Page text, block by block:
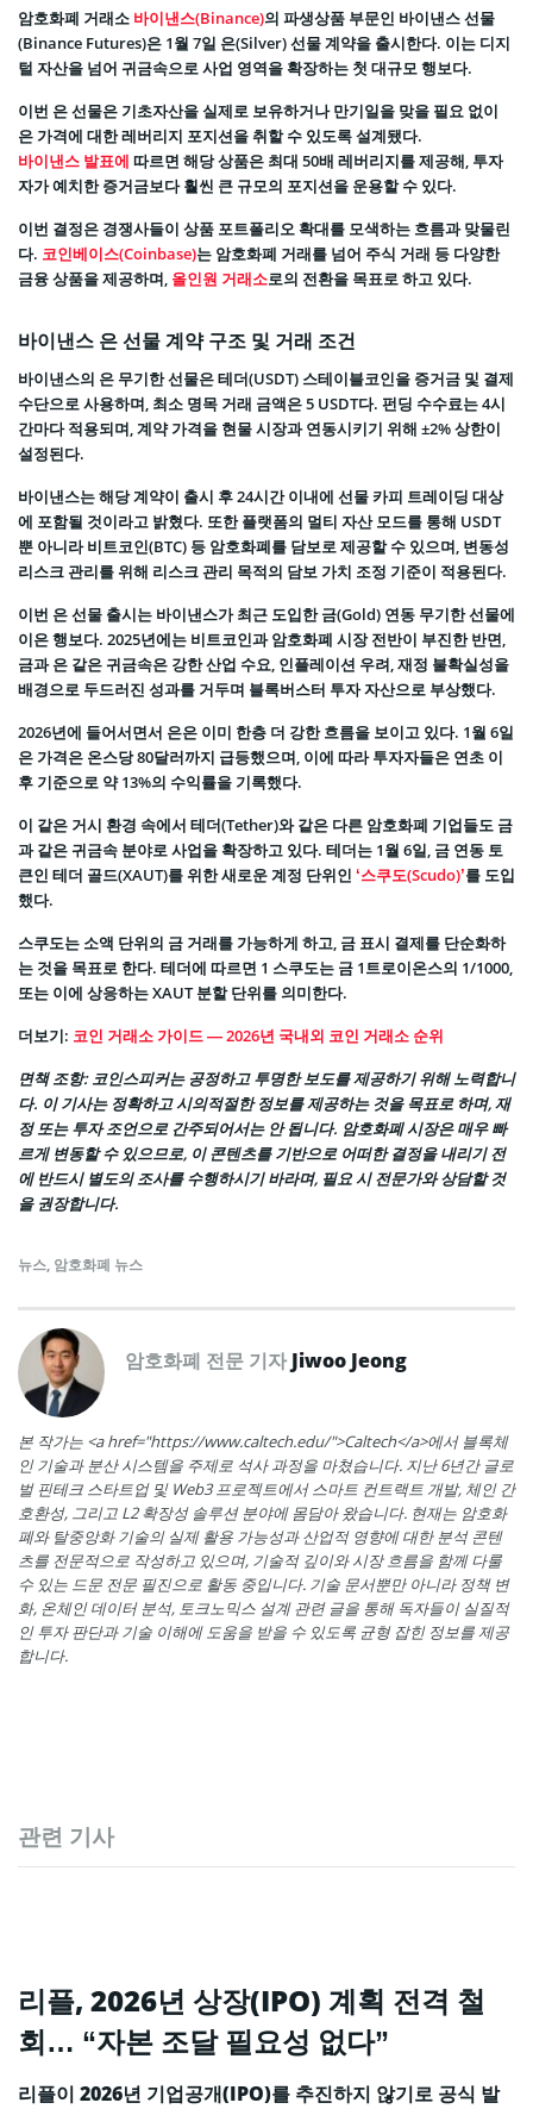
암호화폐 거래소 바이낸스(Binance)의 파생상품 부문인 바이낸스 선물
(Binance Futures)은 1월 7일 은(Silver) 선물 계약을 출시한다. 이는 디지
털 자산을 넘어 귀금속으로 사업 영역을 확장하는 첫 대규모 행보다.
이번 은 선물은 기초자산을 실제로 보유하거나 만기일을 맞을 필요 없이
은 가격에 대한 레버리지 포지션을 취할 수 있도록 설계됐다.
바이낸스 발표에 따르면 해당 상품은 최대 50배 레버리지를 제공해, 투자
자가 예치한 증거금보다 훨씬 큰 규모의 포지션을 운용할 수 있다.
이번 결정은 경쟁사들이 상품 포트폴리오 확대를 모색하는 흐름과 맞물린
다. 코인베이스(Coinbase)는 암호화폐 거래를 넘어 주식 거래 등 다양한
금융 상품을 제공하며, 올인원 거래소로의 전환을 목표로 하고 있다.
바이낸스 은 선물 계약 구조 및 거래 조건
바이낸스의 은 무기한 선물은 테더(USDT) 스테이블코인을 증거금 및 결제
수단으로 사용하며, 최소 명목 거래 금액은 5 USDT다. 펀딩 수수료는 4시
간마다 적용되며, 계약 가격을 현물 시장과 연동시키기 위해 ±2% 상한이
설정된다.
바이낸스는 해당 계약이 출시 후 24시간 이내에 선물 카피 트레이딩 대상
에 포함될 것이라고 밝혔다. 또한 플랫폼의 멀티 자산 모드를 통해 USDT
뿐 아니라 비트코인(BTC) 등 암호화폐를 담보로 제공할 수 있으며, 변동성
리스크 관리를 위해 리스크 관리 목적의 담보 가치 조정 기준이 적용된다.
이번 은 선물 출시는 바이낸스가 최근 도입한 금(Gold) 연동 무기한 선물에
이은 행보다. 2025년에는 비트코인과 암호화폐 시장 전반이 부진한 반면,
금과 은 같은 귀금속은 강한 산업 수요, 인플레이션 우려, 재정 불확실성을
배경으로 두드러진 성과를 거두며 블록버스터 투자 자산으로 부상했다.
2026년에 들어서면서 은은 이미 한층 더 강한 흐름을 보이고 있다. 1월 6일
은 가격은 온스당 80달러까지 급등했으며, 이에 따라 투자자들은 연초 이
후 기준으로 약 13%의 수익률을 기록했다.
이 같은 거시 환경 속에서 테더(Tether)와 같은 다른 암호화폐 기업들도 금
과 같은 귀금속 분야로 사업을 확장하고 있다. 테더는 1월 6일, 금 연동 토
큰인 테더 골드(XAUT)를 위한 새로운 계정 단위인 ‘스쿠도(Scudo)’를 도입
했다.
스쿠도는 소액 단위의 금 거래를 가능하게 하고, 금 표시 결제를 단순화하
는 것을 목표로 한다. 테더에 따르면 1 스쿠도는 금 1트로이온스의 1/1000,
또는 이에 상응하는 XAUT 분할 단위를 의미한다.
더보기: 코인 거래소 가이드 — 2026년 국내외 코인 거래소 순위
면책 조항: 코인스피커는 공정하고 투명한 보도를 제공하기 위해 노력합니
다. 이 기사는 정확하고 시의적절한 정보를 제공하는 것을 목표로 하며, 재
정 또는 투자 조언으로 간주되어서는 안 됩니다. 암호화폐 시장은 매우 빠
르게 변동할 수 있으므로, 이 콘텐츠를 기반으로 어떠한 결정을 내리기 전
에 반드시 별도의 조사를 수행하시기 바라며, 필요 시 전문가와 상담할 것
을 권장합니다.
뉴스, 암호화폐 뉴스
암호화폐 전문 기자Jiwoo Jeong
본 작가는 <a href="https://www.caltech.edu/">Caltech</a>에서 블록체
인 기술과 분산 시스템을 주제로 석사 과정을 마쳤습니다. 지난 6년간 글로
벌 핀테크 스타트업 및 Web3 프로젝트에서 스마트 컨트랙트 개발, 체인 간
호환성, 그리고 L2 확장성 솔루션 분야에 몸담아 왔습니다. 현재는 암호화
폐와 탈중앙화 기술의 실제 활용 가능성과 산업적 영향에 대한 분석 콘텐
츠를 전문적으로 작성하고 있으며, 기술적 깊이와 시장 흐름을 함께 다룰
수 있는 드문 전문 필진으로 활동 중입니다. 기술 문서뿐만 아니라 정책 변
화, 온체인 데이터 분석, 토크노믹스 설계 관련 글을 통해 독자들이 실질적
인 투자 판단과 기술 이해에 도움을 받을 수 있도록 균형 잡힌 정보를 제공
합니다.
관련 기사
리플, 2026년 상장(IPO) 계획 전격 철
회… “자본 조달 필요성 없다”
리플이 2026년 기업공개(IPO)를 추진하지 않기로 공식 발